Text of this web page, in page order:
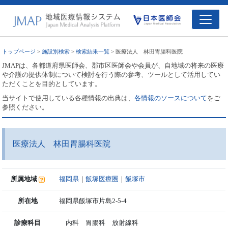
トップページ >施設別検索 >検索結果一覧 > 医療法人 林田胃腸科医院
JMAPは、各都道府県医師会、郡市区医師会や会員が、自地域の将来の医療
や介護の提供体制について検討を行う際の参考、ツールとして活用してい
ただくことを目的としています。
当サイトで使用している各種情報の出典は、各情報のソースについてをご
参照ください。
医療法人 林田胃腸科医院
所属地域 福岡県 ｜飯塚医療圏 ｜飯塚市
所在地 福岡県飯塚市片島2-5-4
診療科目 内科 胃腸科 放射線科